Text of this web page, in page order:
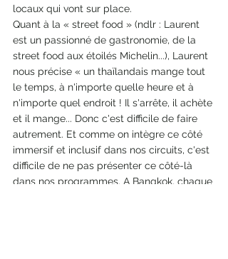
locaux qui vont sur place.
Quant à la « street food » (ndlr : Laurent
est un passionné de gastronomie, de la
street food aux étoilés Michelin...), Laurent
nous précise « un thaïlandais mange tout
le temps, à n'importe quelle heure et à
n'importe quel endroit ! Il s'arrête, il achète
et il mange... Donc c'est difficile de faire
autrement. Et comme on intègre ce côté
immersif et inclusif dans nos circuits, c'est
difficile de ne pas présenter ce côté-là
dans nos programmes. A Bangkok, chaque